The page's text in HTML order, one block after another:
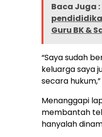
Baca Juga :
Guru BK &
“Saya sudah
keluarga saya
secara
Menanggapi
membantah
hanyalah